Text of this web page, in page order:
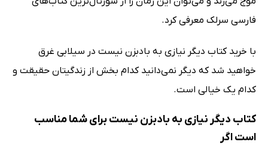
فارسی سرلک معرفی کرد.
با خرید کتاب دیگر نیازی به بادبزن نیست در سیلابی غرق
خواهید شد که دیگر نمی‌دانید کدام بخش از زندگیتان حقیقت و
کدام یک خیالی است.
کتاب دیگر نیازی به بادبزن نیست برای شما مناسب
است اگر